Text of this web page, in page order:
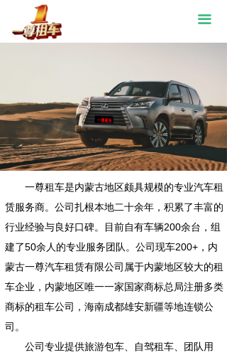
끀
关于我们
景区图片
新闻资讯
在线预约
联系我们
一尊租车是内蒙古地区颇具规模的专业汽车租
赁服务商。公司扎根本地二十余年，积累了丰富的
行业经验与良好口碑。目前自有车辆200余台，组
建了50余人的专业服务团队。公司现车200+，内
蒙古一尊汽车租赁有限公司属于内蒙地区较大的租
车企业，内蒙地区唯一一家国家商标总局注册多类
商标的租车公司，海南成都雄安新疆等地连锁公
司。
公司专业提供旅游包车、自驾租车、团队用